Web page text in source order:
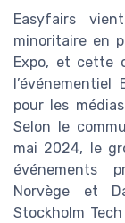
Easyfairs
minoritaire en
Expo, et cette
pour les
Selon le
mai 2024, le
événements
Norvège et
Stockholm